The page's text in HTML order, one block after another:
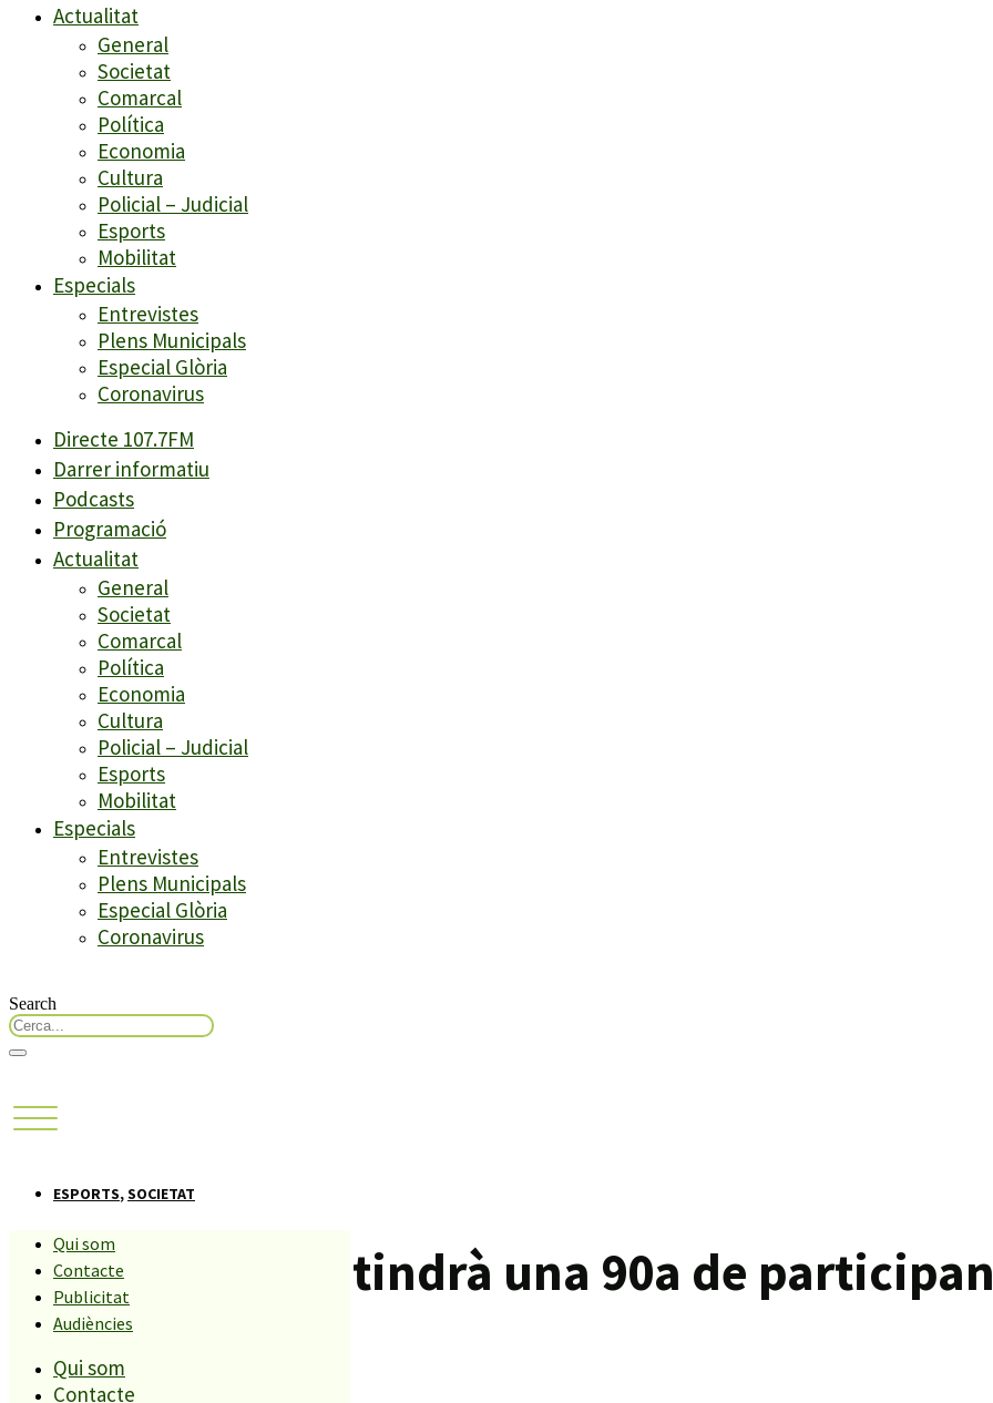
Actualitat
General
Societat
Comarcal
Política
Economia
Cultura
Policial – Judicial
Esports
Mobilitat
Especials
Entrevistes
Plens Municipals
Especial Glòria
Coronavirus
Directe 107.7FM
Darrer informatiu
Podcasts
Programació
Actualitat
General
Societat
Comarcal
Política
Economia
Cultura
Policial – Judicial
Esports
Mobilitat
Especials
Entrevistes
Plens Municipals
Especial Glòria
Coronavirus
Search
Qui som
Contacte
Publicitat
Audiències
Qui som
Contacte
ESPORTS,SOCIETAT
El 4t CaniCross tindrà una 90a de